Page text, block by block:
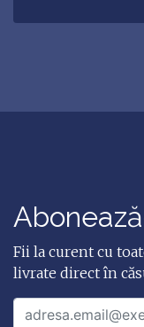
Fii la curent cu
livrate direct în